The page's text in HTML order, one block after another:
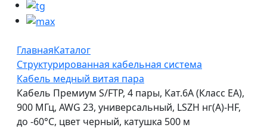
ГлавнаяКаталог
Структурированная кабельная система
Кабель медный витая пара
Кабель Премиум S/FTP, 4 пары, Кат.6A (Класс EA),
900 МГц, AWG 23, универсальный, LSZH нг(А)-HF,
до -60°С, цвет черный, катушка 500 м